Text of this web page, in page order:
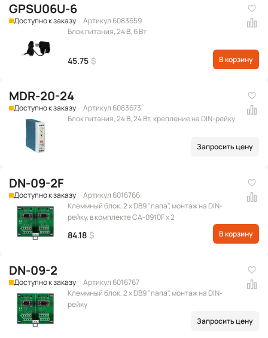
GPSU06U-6
Доступно к заказу
Артикул 6083659
Блок питания, 24 В, 6 Вт
45.75 $ В корзину
MDR-20-24
Доступно к заказу
Артикул 6083673
Блок питания, 24 В, 24 Вт, крепление на DIN-рейку
Запросить цену
DN-09-2F
Доступно к заказу
Артикул 6016766
Клеммный блок, 2 x DB9 "папа", монтаж на DIN-
рейку, в комплекте CA-0910F x 2
84.18 $ В корзину
DN-09-2
Доступно к заказу
Артикул 6016767
Клеммный блок, 2 x DB9 "папа", монтаж на DIN-
рейку
Запросить цену